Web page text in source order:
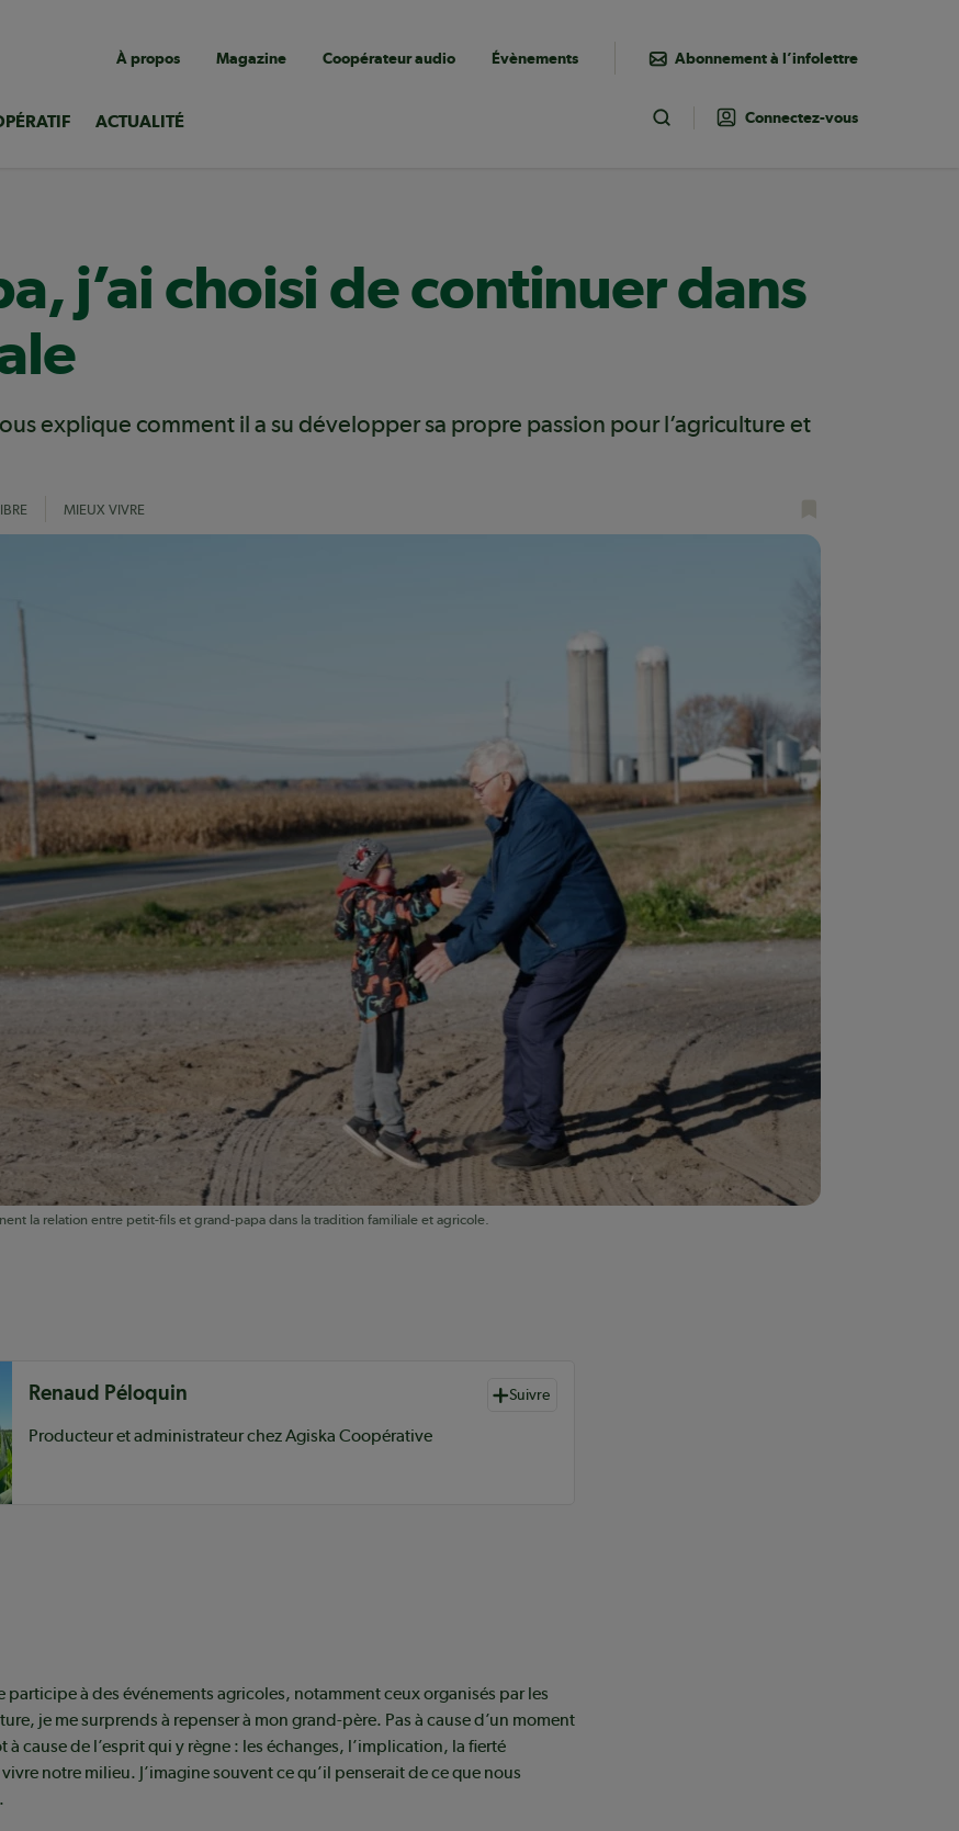
Navigation
utilitaire
À propos Magazine Coopérateur audio Évènements Abonnement à l’infolettre
ACTUALITÉ Toggle Search
Connectez-vous
j’ai choisi de continuer dans
explique comment il a su développer sa propre passion pour l’agriculture et
MIEUX VIVRE
la relation entre petit-fils et grand-papa dans la tradition familiale et agricole.
Renaud Péloquin Suivre
Producteur et administrateur chez Agiska Coopérative
participe à des événements agricoles, notamment ceux organisés par les
je me surprends à repenser à mon grand-père. Pas à cause d’un moment
à cause de l’esprit qui y règne : les échanges, l’implication, la fierté
notre milieu. J’imagine souvent ce qu’il penserait de ce que nous